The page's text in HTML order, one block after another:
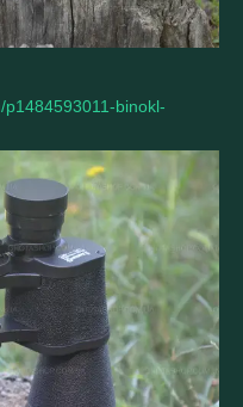
p1484593011-binokl-